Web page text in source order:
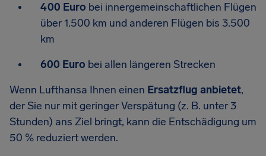
400 Euro bei innergemeinschaftlichen Flügen
über 1.500 km und anderen Flügen bis 3.500
km
600 Euro bei allen längeren Strecken
Wenn Lufthansa Ihnen einen Ersatzflug anbietet,
der Sie nur mit geringer Verspätung (z. B. unter 3
Stunden) ans Ziel bringt, kann die Entschädigung um
50 % reduziert werden.